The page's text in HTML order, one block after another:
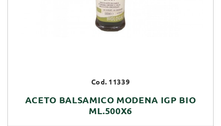
Cod. 11339
ACETO BALSAMICO MODENA IGP BIO
ML.500X6